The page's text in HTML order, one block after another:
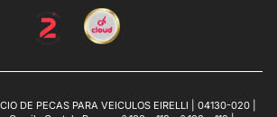
DE PECAS PARA VEICULOS EIRELLI | 04130-020 |